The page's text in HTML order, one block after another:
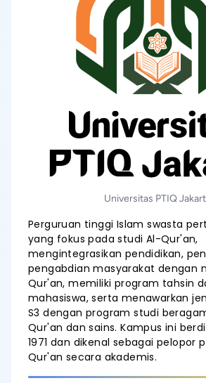
Universitas PTIQ
Perguruan tinggi Islam swasta
yang fokus pada studi Al-Qur'an,
mengintegrasikan pendidikan,
pengabdian masyarakat dengan
Qur'an, memiliki program tahsin
mahasiswa, serta menawarkan
S3 dengan program studi
Qur'an dan sains. Kampus ini
1971 dan dikenal sebagai pelopor
Qur'an secara akademis.